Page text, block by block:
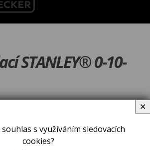
STANLEY® 0-10-
s využíváním sledovacích
cookies?
✕